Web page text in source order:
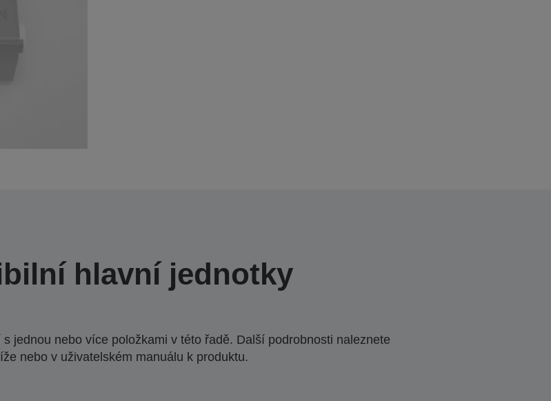
hlavní jednotky
jednou nebo více položkami v této řadě. Další podrobnosti naleznete
nebo v uživatelském manuálu k produktu.